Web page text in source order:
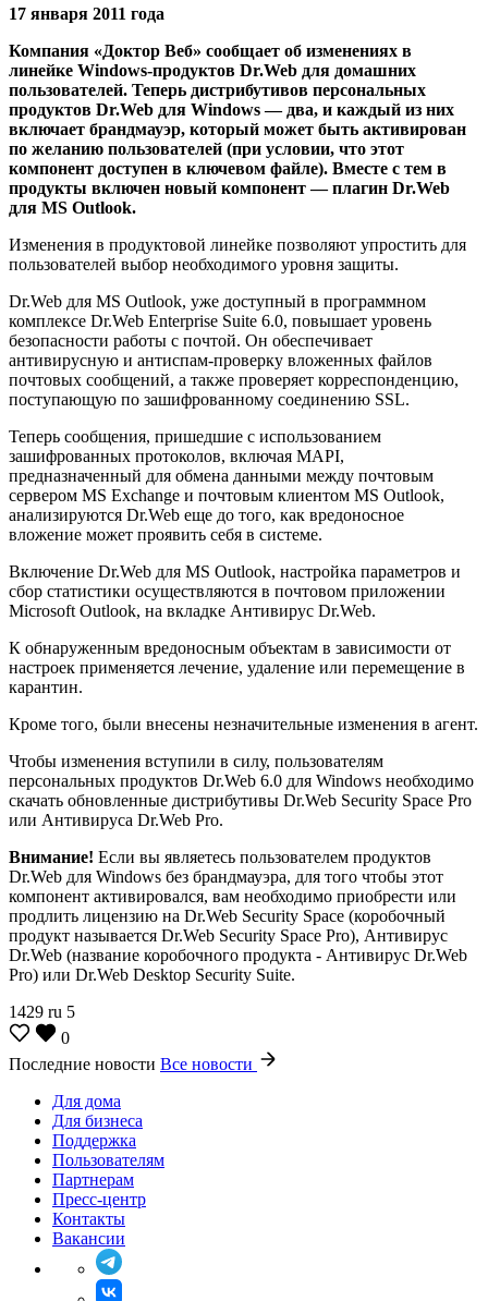
17 января 2011 года
Компания «Доктор Веб» сообщает об изменениях в
линейке Windows-продуктов Dr.Web для домашних
пользователей. Теперь дистрибутивов персональных
продуктов Dr.Web для Windows — два, и каждый из них
включает брандмауэр, который может быть активирован
по желанию пользователей (при условии, что этот
компонент доступен в ключевом файле). Вместе с тем в
продукты включен новый компонент — плагин Dr.Web
для MS Outlook.
Изменения в продуктовой линейке позволяют упростить для
пользователей выбор необходимого уровня защиты.
Dr.Web для MS Outlook, уже доступный в программном
комплексе Dr.Web Enterprise Suite 6.0, повышает уровень
безопасности работы с почтой. Он обеспечивает
антивирусную и антиспам-проверку вложенных файлов
почтовых сообщений, а также проверяет корреспонденцию,
поступающую по зашифрованному соединению SSL.
Теперь сообщения, пришедшие с использованием
зашифрованных протоколов, включая MAPI,
предназначенный для обмена данными между почтовым
сервером MS Exchange и почтовым клиентом MS Outlook,
анализируются Dr.Web еще до того, как вредоносное
вложение может проявить себя в системе.
Включение Dr.Web для MS Outlook, настройка параметров и
сбор статистики осуществляются в почтовом приложении
Microsoft Outlook, на вкладке Антивирус Dr.Web.
К обнаруженным вредоносным объектам в зависимости от
настроек применяется лечение, удаление или перемещение в
карантин.
Кроме того, были внесены незначительные изменения в агент.
Чтобы изменения вступили в силу, пользователям
персональных продуктов Dr.Web 6.0 для Windows необходимо
скачать обновленные дистрибутивы Dr.Web Security Space Pro
или Антивируса Dr.Web Pro.
Внимание! Если вы являетесь пользователем продуктов
Dr.Web для Windows без брандмауэра, для того чтобы этот
компонент активировался, вам необходимо приобрести или
продлить лицензию на Dr.Web Security Space (коробочный
продукт называется Dr.Web Security Space Pro), Антивирус
Dr.Web (название коробочного продукта - Антивирус Dr.Web
Pro) или Dr.Web Desktop Security Suite.
1429 ru 5
0
Последние новости Все новости
Для дома
Для бизнеса
Поддержка
Пользователям
Партнерам
Пресс-центр
Контакты
Вакансии